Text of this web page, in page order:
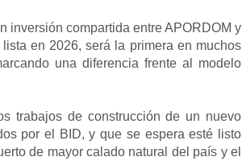
inversión compartida entre APORDOM y
en 2026, será la primera en muchos
una diferencia frente al modelo
trabajos de construcción de un nuevo
por el BID, y que se espera esté listo
de mayor calado natural del país y el